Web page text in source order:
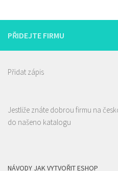
PŘIDEJTE FIRMU
Přidat zápis
Jestliže znáte dobrou firmu na
do našeno katalogu
NÁVODY JAK VYTVOŘIT ESHOP